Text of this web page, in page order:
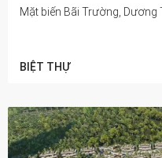
Mặt biến Bãi Trường, Dương
BIỆT THỰ